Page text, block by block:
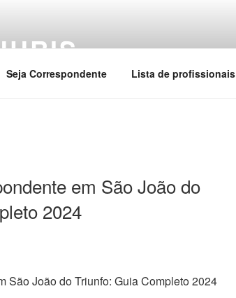
Seja Correspondente Lista de profissionais
em São João do
2024
São João do Triunfo: Guia Completo 2024